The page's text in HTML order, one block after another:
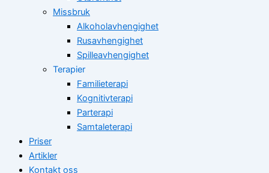
Missbruk
Alkoholavhengighet
Rusavhengighet
Spilleavhengighet
Terapier
Familieterapi
Kognitivterapi
Parterapi
Samtaleterapi
Priser
Artikler
Kontakt oss